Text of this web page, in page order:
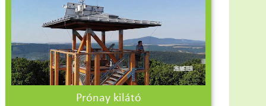
Prónay kilátó